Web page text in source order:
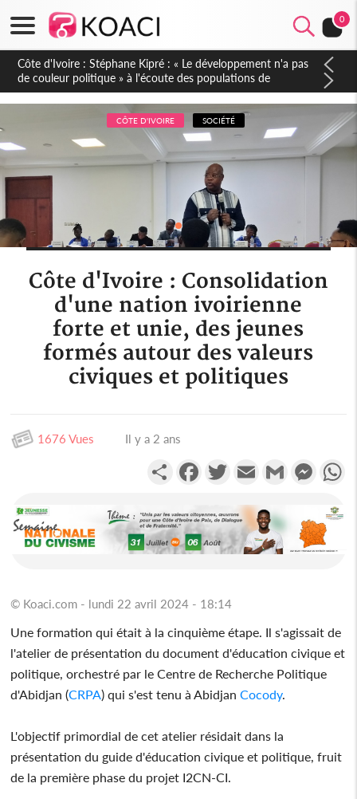
0
Mali : Les FAMa accueillent 254 anciens combattants issus de
groupes armés
CÔTE D'IVOIRE SOCIÉTÉ
Côte d'Ivoire : Consolidation
d'une nation ivoirienne
forte et unie, des jeunes
formés autour des valeurs
civiques et politiques
1676 Vues Il y a 2 ans
PartagerFacebookTwitterEmail Gmail
© Koaci.com - lundi 22 avril 2024 - 18:14
Une formation qui était à la cinquième étape. Il s'agissait de
l'atelier de présentation du document d'éducation civique et
politique, orchestré par le Centre de Recherche Politique
d'Abidjan (CRPA) qui s'est tenu à AbidjanCocody.
L'objectif primordial de cet atelier résidait dans la
présentation du guide d'éducation civique et politique, fruit
de la première phase du projet I2CN-CI.